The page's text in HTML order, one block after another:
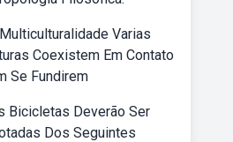
Varias
Coexistem Em Contato
Se Fundirem
Bicicletas Deverão Ser
Dos Seguintes